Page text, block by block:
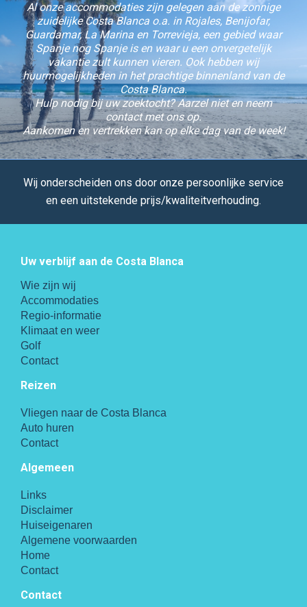
Al onze accommodaties zijn gelegen aan de zonnige
zuidelijke Costa Blanca o.a. in Rojales, Benijofar,
Guardamar, La Marina en Torrevieja, een gebied waar
Spanje nog Spanje is en waar u een onvergetelijk
vakantie zult kunnen vieren. Ook hebben wij
huurmogelijkheden in het prachtige binnenland van de
Costa Blanca.
Hulp nodig bij uw zoektocht? Aarzel niet en neem
contact met ons op.
Aankomen en vertrekken kan op elke dag van de week!
Wij onderscheiden ons door onze persoonlijke service
en een uitstekende prijs/kwaliteitverhouding.
Uw verblijf aan de Costa Blanca
Wie zijn wij
Accommodaties
Regio-informatie
Klimaat en weer
Golf
Contact
Reizen
Vliegen naar de Costa Blanca
Auto huren
Contact
Algemeen
Links
Disclaimer
Huiseigenaren
Algemene voorwaarden
Home
Contact
Contact